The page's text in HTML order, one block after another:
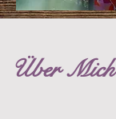
Über Mich